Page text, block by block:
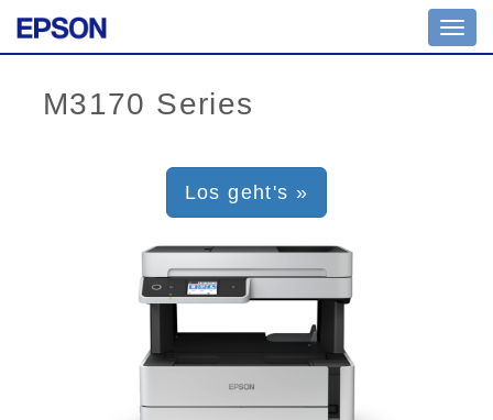
Los geht's »